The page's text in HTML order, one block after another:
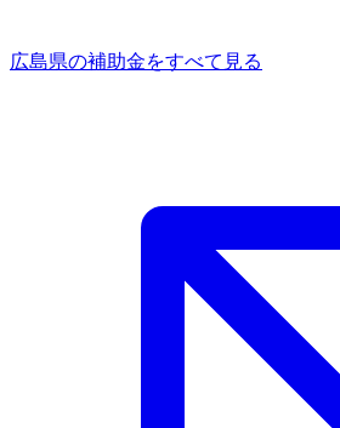
広島県の補助金をすべて見る